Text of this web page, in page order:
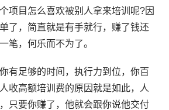
项目怎么喜欢被别人拿来培训呢?因
了，简直就是有手就行，赚了钱还
笔，何乐而不为了。
有足够的时间，执行力到位，你百
收高额培训费的原因就是如此，人
只要你赚了，他就会跟你说他交付